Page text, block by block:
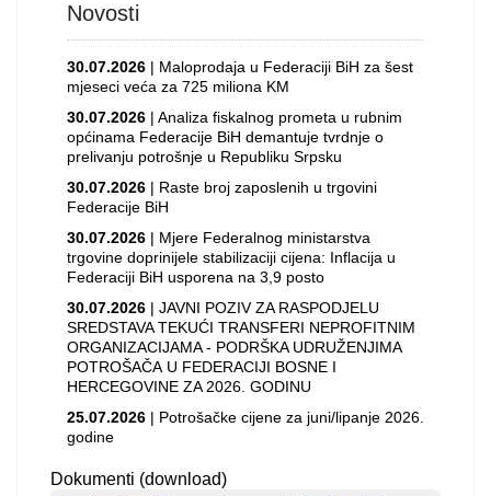
Novosti
30.07.2026 | Maloprodaja u Federaciji BiH za šest
mjeseci veća za 725 miliona KM
30.07.2026 | Analiza fiskalnog prometa u rubnim
općinama Federacije BiH demantuje tvrdnje o
prelivanju potrošnje u Republiku Srpsku
30.07.2026 | Raste broj zaposlenih u trgovini
Federacije BiH
30.07.2026 | Mjere Federalnog ministarstva
trgovine doprinijele stabilizaciji cijena: Inflacija u
Federaciji BiH usporena na 3,9 posto
30.07.2026 | JAVNI POZIV ZA RASPODJELU
SREDSTAVA TEKUĆI TRANSFERI NEPROFITNIM
ORGANIZACIJAMA - PODRŠKA UDRUŽENJIMA
POTROŠAČA U FEDERACIJI BOSNE I
HERCEGOVINE ZA 2026. GODINU
25.07.2026 | Potrošačke cijene za juni/lipanje 2026.
godine
Dokumenti (download)